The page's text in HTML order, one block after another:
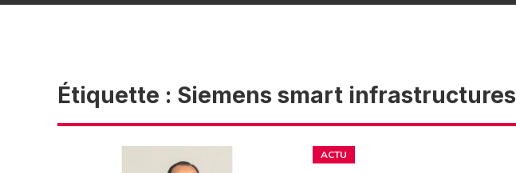
Étiquette : Siemens smart infrastructures
ACTU